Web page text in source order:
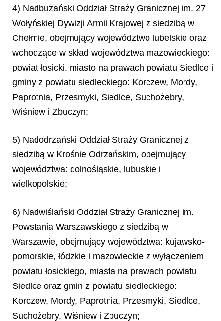
4) Nadbużański Oddział Straży Granicznej im. 27
Wołyńskiej Dywizji Armii Krajowej z siedzibą w
Chełmie, obejmujący województwo lubelskie oraz
wchodzące w skład województwa mazowieckiego:
powiat łosicki, miasto na prawach powiatu Siedlce i
gminy z powiatu siedleckiego: Korczew, Mordy,
Paprotnia, Przesmyki, Siedlce, Suchożebry,
Wiśniew i Zbuczyn;
5) Nadodrzański Oddział Straży Granicznej z
siedzibą w Krośnie Odrzańskim, obejmujący
województwa: dolnośląskie, lubuskie i
wielkopolskie;
6) Nadwiślański Oddział Straży Granicznej im.
Powstania Warszawskiego z siedzibą w
Warszawie, obejmujący województwa: kujawsko-
pomorskie, łódzkie i mazowieckie z wyłączeniem
powiatu łosickiego, miasta na prawach powiatu
Siedlce oraz gmin z powiatu siedleckiego:
Korczew, Mordy, Paprotnia, Przesmyki, Siedlce,
Suchożebry, Wiśniew i Zbuczyn;